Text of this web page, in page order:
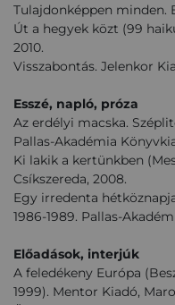
Tulajdonképpen minden.
Út a hegyek közt (99
2010.
Visszabontás. Jelenkor
Esszé, napló, próza
Az erdélyi macska.
Pallas-Akadémia
Ki lakik a kertünkben
Csíkszereda, 2008.
Egy irredenta
1986-1989. Pallas-
Előadások, interjúk
A feledékeny Európa
1999). Mentor Kiadó,